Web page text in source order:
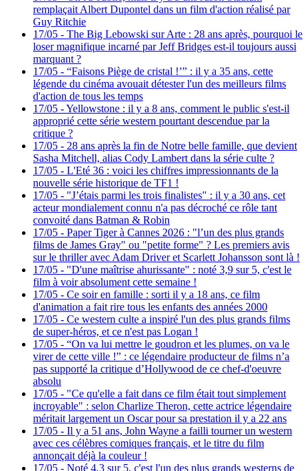
remplaçait Albert Dupontel dans un film d'action réalisé par
Guy Ritchie
17/05 - The Big Lebowski sur Arte : 28 ans après, pourquoi le
loser magnifique incarné par Jeff Bridges est-il toujours aussi
marquant ?
17/05 - “Faisons Piège de cristal !’” : il y a 35 ans, cette
légende du cinéma avouait détester l'un des meilleurs films
d'action de tous les temps
17/05 -Yellowstone : il y a 8 ans, comment le public s'est-il
approprié cette série western pourtant descendue par la
critique ?
17/05 - 28 ans après la fin de Notre belle famille, que devient
Sasha Mitchell, alias Cody Lambert dans la série culte ?
17/05 - L'Eté 36 : voici les chiffres impressionnants de la
nouvelle série historique de TF1 !
17/05 - "J’étais parmi les trois finalistes" : il y a 30 ans, cet
acteur mondialement connu n'a pas décroché ce rôle tant
convoité dans Batman & Robin
17/05 - Paper Tiger à Cannes 2026 : "l’un des plus grands
films de James Gray" ou "petite forme" ? Les premiers avis
sur le thriller avec Adam Driver et Scarlett Johansson sont là !
17/05 - "D'une maîtrise ahurissante" : noté 3,9 sur 5, c'est le
film à voir absolument cette semaine !
17/05 - Ce soir en famille : sorti il y a 18 ans, ce film
d'animation a fait rire tous les enfants des années 2000
17/05 - Ce western culte a inspiré l'un des plus grands films
de super-héros, et ce n'est pas Logan !
17/05 - “On va lui mettre le goudron et les plumes, on va le
virer de cette ville !” : ce légendaire producteur de films n’a
pas supporté la critique d’Hollywood de ce chef-d'oeuvre
absolu
17/05 - "Ce qu'elle a fait dans ce film était tout simplement
incroyable" : selon Charlize Theron, cette actrice légendaire
méritait largement un Oscar pour sa prestation il y a 22 ans
17/05 - Il y a 51 ans, John Wayne a failli tourner un western
avec ces célèbres comiques français, et le titre du film
annonçait déjà la couleur !
17/05 - Noté 4,3 sur 5, c'est l'un des plus grands westerns de